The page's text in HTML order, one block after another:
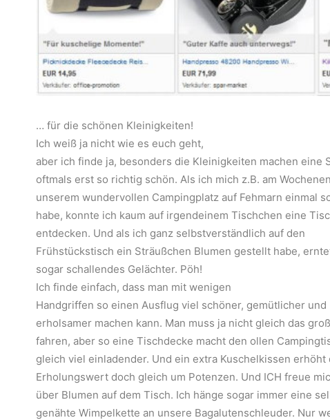
… für die schönen Kleinigkeiten!
Ich weiß ja nicht wie es euch geht,
aber ich finde ja, besonders die Kleinigkeiten machen eine
oftmals erst so richtig schön. Als ich mich z.B. am
unserem wundervollen Campingplatz auf Fehmarn einmal
habe, konnte ich kaum auf irgendeinem Tischchen eine
entdecken. Und als ich ganz selbstverständlich auf den
Frühstückstisch ein Sträußchen Blumen gestellt habe,
sogar schallendes Gelächter. Pöh!
Ich finde einfach, dass man mit wenigen
Handgriffen so einen Ausflug viel schöner, gemütlicher und
erholsamer machen kann. Man muss ja nicht gleich das
fahren, aber so eine Tischdecke macht den ollen
gleich viel einladender. Und ein extra Kuschelkissen erhöht
Erholungswert doch gleich um Potenzen. Und ICH freue
über Blumen auf dem Tisch. Ich hänge sogar immer eine
genähte Wimpelkette an unsere Bagalutenschleuder. Nur